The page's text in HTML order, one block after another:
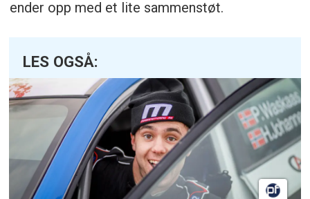
ender opp med et lite sammenstøt.
LES OGSÅ: